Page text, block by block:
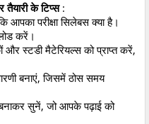
के टिप्स:
परीक्षा सिलेबस क्या है।
करें।
स्टडी मैटेरियल्स को प्राप्त करें,
बनाएं, जिसमें ठोस समय
बनाकर सुनें, जो आपके पढ़ाई को